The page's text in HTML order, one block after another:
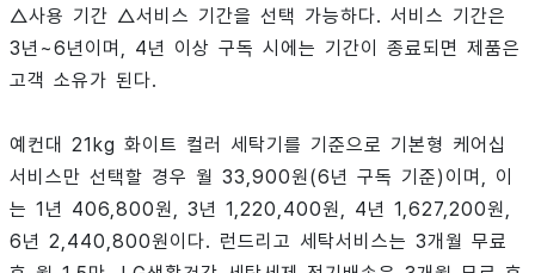
△사용 기간 △서비스 기간을 선택 가능하다. 서비스 기간은
3년~6년이며, 4년 이상 구독 시에는 기간이 종료되면 제품은
고객 소유가 된다.
예컨대 21kg 화이트 컬러 세탁기를 기준으로 기본형 케어십
서비스만 선택할 경우 월 33,900원(6년 구독 기준)이며, 이
는 1년 406,800원, 3년 1,220,400원, 4년 1,627,200원,
6년 2,440,800원이다. 런드리고 세탁서비스는 3개월 무료